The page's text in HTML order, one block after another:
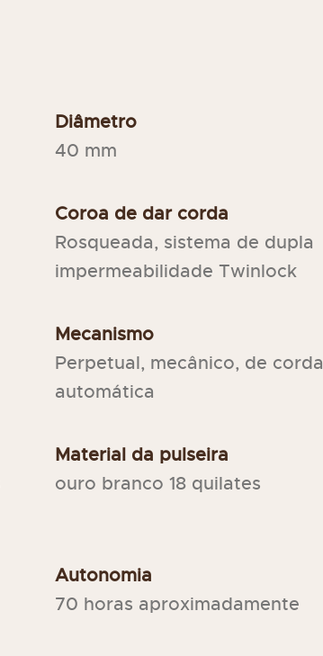
Diâmetro
40 mm
Coroa de dar corda
Rosqueada, sistema de dupla
impermeabilidade Twinlock
Mecanismo
Perpetual, mecânico, de corda
automática
Material da pulseira
ouro branco 18 quilates
Autonomia
70 horas aproximadamente